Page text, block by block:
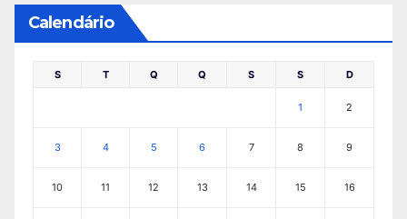
Calendário
S T Q Q S S D
1 2
3 4 5 6 7 8 9
10 11 12 13 14 15 16